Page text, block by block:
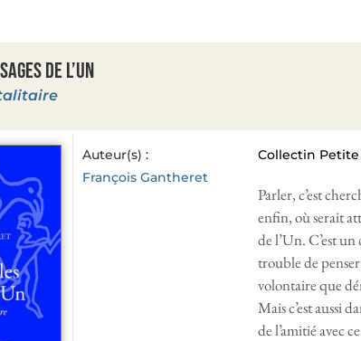
de l’Un
Auteur(s) :
François Gantheret
Collectin Petite
Parler, c’est
enfin, où serait
de l’Un. C’est
trouble de
volontaire que
Mais c’est aussi
de l’amitié avec